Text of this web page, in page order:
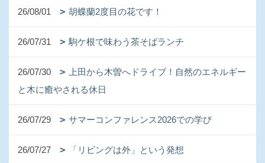
26/08/01 胡蝶蘭2度目の花です！
26/07/31 駒ケ根で味わう茶そばランチ
26/07/30
上田から木曽へドライブ！自然のエネルギー
と木に癒やされる休日
26/07/29 サマーコンファレンス2026での学び
26/07/27 「リビングは外」という発想